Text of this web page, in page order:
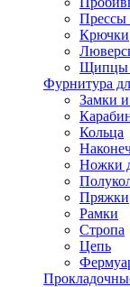
Прессы
Крючки
Щипцы
Фурнитура
Замки и
Кольца
Ножки
Пряжки
Рамки
Стропа
Цепь